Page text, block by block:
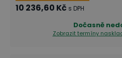
10 236,60 Kč s DPH
Dočasně
Zobrazit termíny